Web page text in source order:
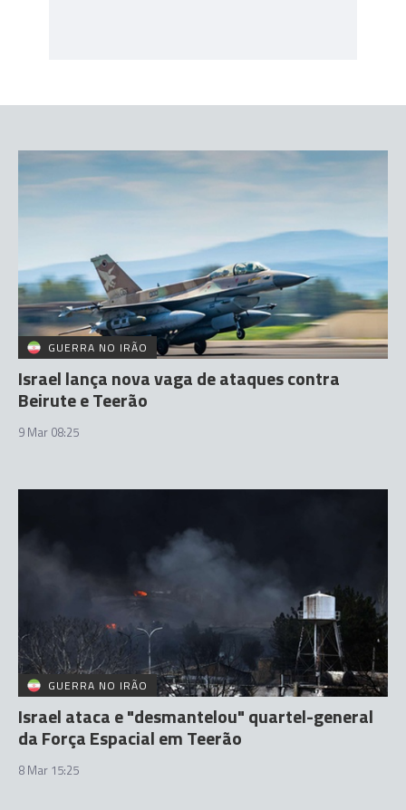
GUERRA NO IRÃO
Israel lança nova vaga de ataques contra
Beirute e Teerão
9 Mar 08:25
GUERRA NO IRÃO
Israel ataca e "desmantelou" quartel-general
da Força Espacial em Teerão
8 Mar 15:25